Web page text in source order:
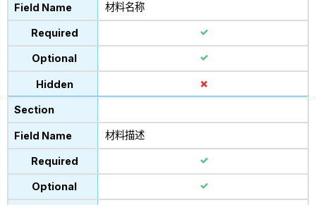
材料名称
材料描述